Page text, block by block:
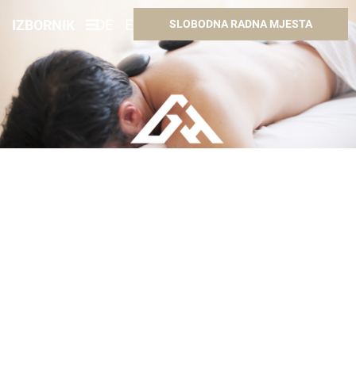
IZBORNIK HR HU
SLOBODNA RADNA MJESTA